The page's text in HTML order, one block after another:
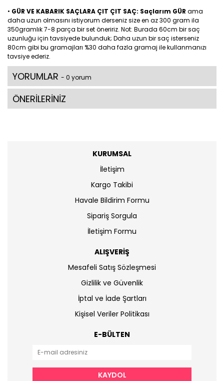
• GÜR VE KABARIK SAÇLARA ÇIT ÇIT SAÇ: Saçlarım GÜR ama
daha uzun olmasını istiyorum derseniz size en az 300 gram ila
350gramlık 7-8 parça bir set öneririz. Not: Burada 60cm bir saç
uzunluğu için tavsiyede bulunduk; Daha uzun bir saç isterseniz
80cm gibi bu gramajları %30 daha fazla gramaj ile kullanmanızı
tavsiye ederiz.
YORUMLAR - 0 yorum
ÖNERİLERİNİZ
KURUMSAL
İletişim
Kargo Takibi
Havale Bildirim Formu
Sipariş Sorgula
İletişim Formu
ALIŞVERİŞ
Mesafeli Satış Sözleşmesi
Gizlilik ve Güvenlik
İptal ve İade Şartları
Kişisel Veriler Politikası
E-BÜLTEN
KAYDOL